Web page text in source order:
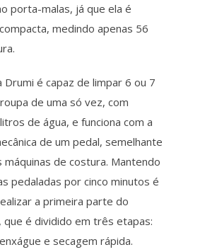
porta-malas, já que ela é
medindo apenas 56
Drumi é capaz de limpar 6 ou 7
de uma só vez, com
de água, e funciona com a
de um pedal, semelhante
máquinas de costura. Mantendo
pedaladas por cinco minutos é
a primeira parte do
que é dividido em três etapas:
e secagem rápida.